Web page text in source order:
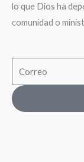
lo que Dios ha
comunidad o